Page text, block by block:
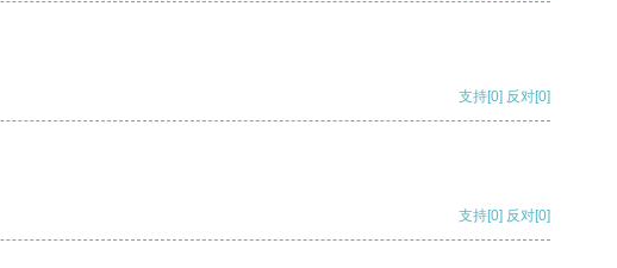
支持[0] 反对[0]
支持[0] 反对[0]